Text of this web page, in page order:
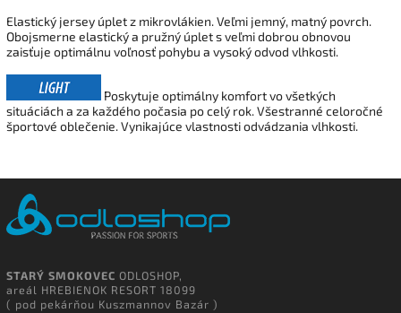
Elastický jersey úplet z mikrovlákien. Veľmi jemný, matný povrch.
Obojsmerne elastický a pružný úplet s veľmi dobrou obnovou
zaisťuje optimálnu voľnosť pohybu a vysoký odvod vlhkosti.
Poskytuje optimálny komfort vo všetkých
situáciách a za každého počasia po celý rok. Všestranné celoročné
športové oblečenie. Vynikajúce vlastnosti odvádzania vlhkosti.
STARÝ SMOKOVEC ODLOSHOP,
areál HREBIENOK RESORT 18099
( pod pekárňou Kuszmannov Bazár )